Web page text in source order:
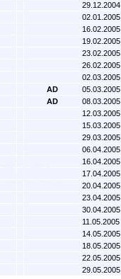
29.12.2004
02.01.2005
16.02.2005
19.02.2005
23.02.2005
26.02.2005
02.03.2005
AD 05.03.2005
AD 08.03.2005
12.03.2005
15.03.2005
29.03.2005
06.04.2005
16.04.2005
17.04.2005
20.04.2005
23.04.2005
30.04.2005
11.05.2005
14.05.2005
18.05.2005
22.05.2005
29.05.2005